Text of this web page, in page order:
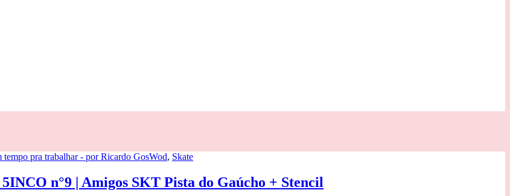
tempo pra trabalhar - por Ricardo GosWod, Skate
n°9 | Amigos SKT Pista do Gaúcho + Stencil